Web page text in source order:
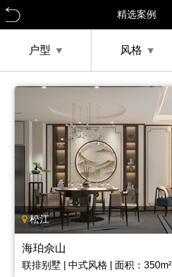
精选案例
户型 风格
松江
海珀佘山
联排别墅 | 中式风格 | 面积：350m²